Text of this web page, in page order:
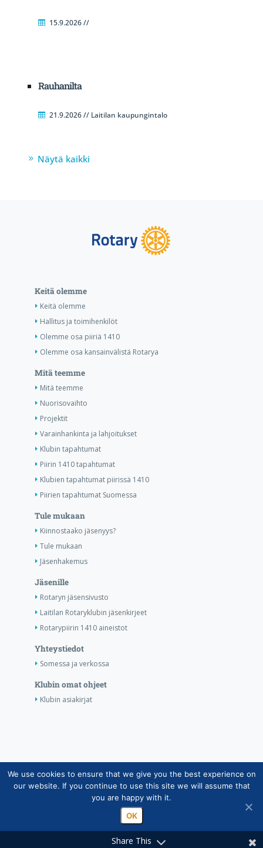
15.9.2026 //
Rauhanilta
21.9.2026 // Laitilan kaupungintalo
Näytä kaikki
Keitä olemme
Keitä olemme
Hallitus ja toimihenkilöt
Olemme osa piiriä 1410
Olemme osa kansainvälistä Rotarya
Mitä teemme
Mitä teemme
Nuorisovaihto
Projektit
Varainhankinta ja lahjoitukset
Klubin tapahtumat
Piirin 1410 tapahtumat
Klubien tapahtumat piirissä 1410
Piirien tapahtumat Suomessa
Tule mukaan
Kiinnostaako jäsenyys?
Tule mukaan
Jäsenhakemus
Jäsenille
Rotaryn jäsensivusto
Laitilan Rotaryklubin jäsenkirjeet
Rotarypiirin 1410 aineistot
Yhteystiedot
Somessa ja verkossa
Klubin omat ohjeet
Klubin asiakirjat
Copyright © Suomen Rotarypalvelu ry 2026 |
Jäsentietojärjestelmän tietosuojaseloste| Henkilötietojen
käsittely Rotarytoiminnassa
Share This
We use cookies to ensure that we give you the best experience on
our website. If you continue to use this site we will assume that
you are happy with it.
OK